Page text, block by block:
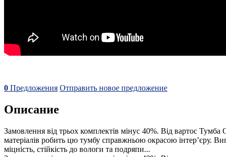
0 Предложения Отправить новое предложение
Описание
Замовлення від трьох комплектів мінус 40%. Від вартос
матеріалів робить цю тумбу справжньою окрасою інтер’єру.
міцність, стійкість до вологи та подряпи...